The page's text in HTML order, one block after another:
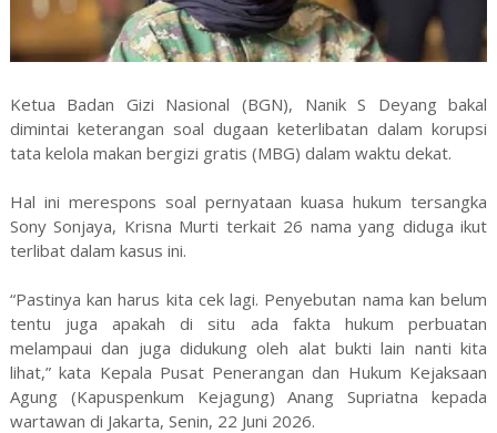
Ketua Badan Gizi Nasional (BGN), Nanik S Deyang bakal
dimintai keterangan soal dugaan keterlibatan dalam korupsi
tata kelola makan bergizi gratis (MBG) dalam waktu dekat.
Hal ini merespons soal pernyataan kuasa hukum tersangka
Sony Sonjaya, Krisna Murti terkait 26 nama yang diduga ikut
terlibat dalam kasus ini.
“Pastinya kan harus kita cek lagi. Penyebutan nama kan belum
tentu juga apakah di situ ada fakta hukum perbuatan
melampaui dan juga didukung oleh alat bukti lain nanti kita
lihat,” kata Kepala Pusat Penerangan dan Hukum Kejaksaan
Agung (Kapuspenkum Kejagung) Anang Supriatna kepada
wartawan di Jakarta, Senin, 22 Juni 2026.